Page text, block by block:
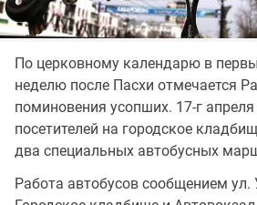
По церковному календарю в
неделю после Пасхи отмечается
поминовения усопших. 17-г
посетителей на городское
два специальных автобусных
Работа автобусов сообщением ул.